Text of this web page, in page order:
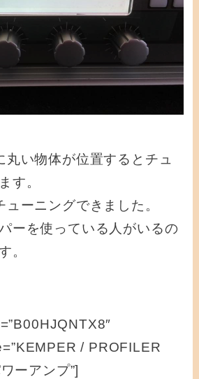
丸い物体が位置するとチュ
す。
ーニングできました。
ーを使っている人がいるの
。
/ PROFILER
ーアンプ”]